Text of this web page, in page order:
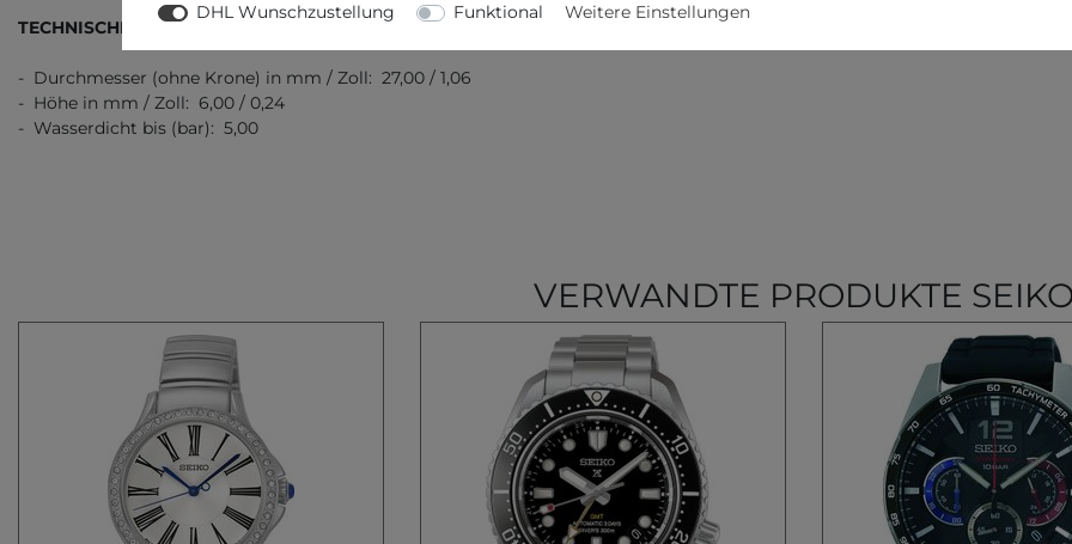
TECHNISCHE DATEN
- Durchmesser (ohne Krone) in mm / Zoll: 27,00 / 1,06
- Höhe in mm / Zoll: 6,00 / 0,24
- Wasserdicht bis (bar): 5,00
VERWANDTE PRODUKTE
DHL Wunschzustellung
Funktional Weitere Einstellungen